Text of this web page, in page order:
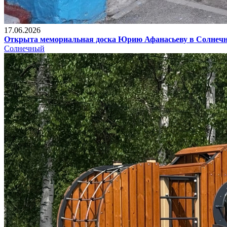
17.06.2026
Открыта мемориальная доска Юрию Афанасьеву в
Солнечный